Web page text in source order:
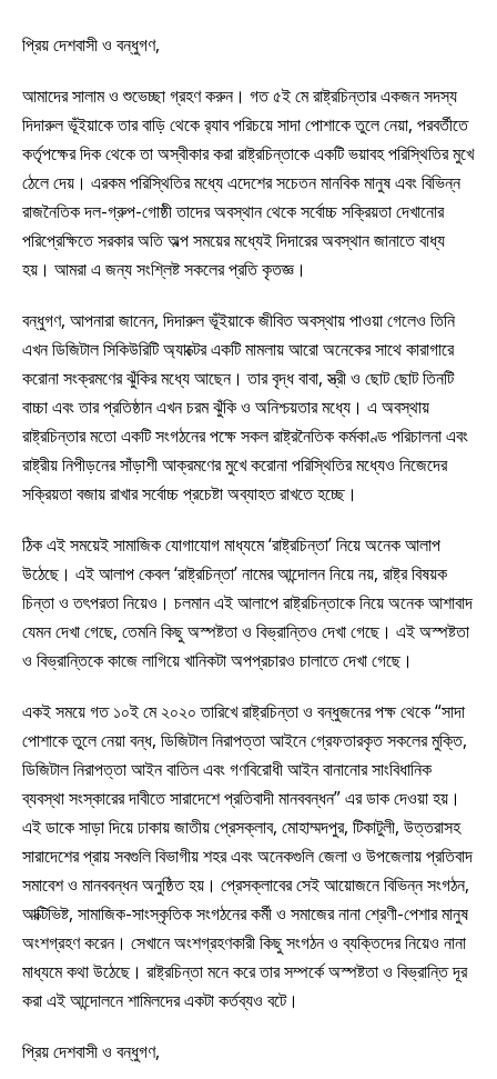
প্রিয় দেশবাসী ও বন্ধুগণ,
আমাদের সালাম ও শুভেচ্ছা গ্রহণ করুন। গত ৫ই মে রাষ্ট্রচিন্তার একজন সদস্য
দিদারুল ভূঁইয়াকে তার বাড়ি থেকে র‌্যাব পরিচয়ে সাদা পোশাকে তুলে নেয়া, পরবর্তীতে
কর্তৃপক্ষের দিক থেকে তা অস্বীকার করা রাষ্ট্রচিন্তাকে একটি ভয়াবহ পরিস্থিতির মুখে
ঠেলে দেয়। এরকম পরিস্থিতির মধ্যে এদেশের সচেতন মানবিক মানুষ এবং বিভিন্ন
রাজনৈতিক দল-গ্রুপ-গোষ্ঠী তাদের অবস্থান থেকে সর্বোচ্চ সক্রিয়তা দেখানোর
পরিপ্রেক্ষিতে সরকার অতি অল্প সময়ের মধ্যেই দিদারের অবস্থান জানাতে বাধ্য
হয়। আমরা এ জন্য সংশ্লিষ্ট সকলের প্রতি কৃতজ্ঞ।
বন্ধুগণ, আপনারা জানেন, দিদারুল ভূঁইয়াকে জীবিত অবস্থায় পাওয়া গেলেও তিনি
এখন ডিজিটাল সিকিউরিটি অ্যাক্টের একটি মামলায় আরো অনেকের সাথে কারাগারে
করোনা সংক্রমণের ঝুঁকির মধ্যে আছেন। তার বৃদ্ধ বাবা, স্ত্রী ও ছোট ছোট তিনটি
বাচ্চা এবং তার প্রতিষ্ঠান এখন চরম ঝুঁকি ও অনিশ্চয়তার মধ্যে। এ অবস্থায়
রাষ্ট্রচিন্তার মতো একটি সংগঠনের পক্ষে সকল রাষ্ট্রনৈতিক কর্মকাণ্ড পরিচালনা এবং
রাষ্ট্রীয় নিপীড়নের সাঁড়াশী আক্রমণের মুখে করোনা পরিস্থিতির মধ্যেও নিজেদের
সক্রিয়তা বজায় রাখার সর্বোচ্চ প্রচেষ্টা অব্যাহত রাখতে হচ্ছে।
ঠিক এই সময়েই সামাজিক যোগাযোগ মাধ্যমে ‘রাষ্ট্রচিন্তা’ নিয়ে অনেক আলাপ
উঠেছে। এই আলাপ কেবল ‘রাষ্ট্রচিন্তা’ নামের আন্দোলন নিয়ে নয়, রাষ্ট্র বিষয়ক
চিন্তা ও তৎপরতা নিয়েও। চলমান এই আলাপে রাষ্ট্রচিন্তাকে নিয়ে অনেক আশাবাদ
যেমন দেখা গেছে, তেমনি কিছু অস্পষ্টতা ও বিভ্রান্তিও দেখা গেছে। এই অস্পষ্টতা
ও বিভ্রান্তিকে কাজে লাগিয়ে খানিকটা অপপ্রচারও চালাতে দেখা গেছে।
একই সময়ে গত ১০ই মে ২০২০ তারিখে রাষ্ট্রচিন্তা ও বন্ধুজনের পক্ষ থেকে “সাদা
পোশাকে তুলে নেয়া বন্ধ, ডিজিটাল নিরাপত্তা আইনে গ্রেফতারকৃত সকলের মুক্তি,
ডিজিটাল নিরাপত্তা আইন বাতিল এবং গণবিরোধী আইন বানানোর সাংবিধানিক
ব্যবস্থা সংস্কারের দাবীতে সারাদেশে প্রতিবাদী মানববন্ধন” এর ডাক দেওয়া হয়।
এই ডাকে সাড়া দিয়ে ঢাকায় জাতীয় প্রেসক্লাব, মোহাম্মদপুর, টিকাটুলী, উত্তরাসহ
সারাদেশের প্রায় সবগুলি বিভাগীয় শহর এবং অনেকগুলি জেলা ও উপজেলায় প্রতিবাদ
সমাবেশ ও মানববন্ধন অনুষ্ঠিত হয়। প্রেসক্লাবের সেই আয়োজনে বিভিন্ন সংগঠন,
আক্টিভিষ্ট, সামাজিক-সাংস্কৃতিক সংগঠনের কর্মী ও সমাজের নানা শ্রেণী-পেশার মানুষ
অংশগ্রহণ করেন। সেখানে অংশগ্রহণকারী কিছু সংগঠন ও ব্যক্তিদের নিয়েও নানা
মাধ্যমে কথা উঠেছে। রাষ্ট্রচিন্তা মনে করে তার সম্পর্কে অস্পষ্টতা ও বিভ্রান্তি দূর
করা এই আন্দোলনে শামিলদের একটা কর্তব্যও বটে।
প্রিয় দেশবাসী ও বন্ধুগণ,